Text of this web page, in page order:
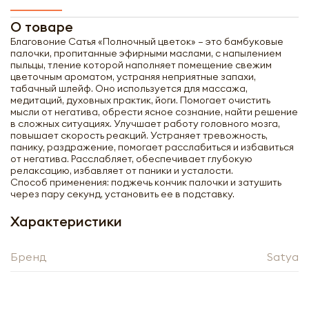
О товаре
Благовоние Сатья «Полночный цветок» – это бамбуковые
палочки, пропитанные эфирными маслами, с напылением
пыльцы, тление которой наполняет помещение свежим
цветочным ароматом, устраняя неприятные запахи,
табачный шлейф. Оно используется для массажа,
медитаций, духовных практик, йоги. Помогает очистить
мысли от негатива, обрести ясное сознание, найти решение
в сложных ситуациях. Улучшает работу головного мозга,
повышает скорость реакций. Устраняет тревожность,
панику, раздражение, помогает расслабиться и избавиться
от негатива. Расслабляет, обеспечивает глубокую
релаксацию, избавляет от паники и усталости.
Способ применения: поджечь кончик палочки и затушить
через пару секунд, установить ее в подставку.
Характеристики
Бренд Satya